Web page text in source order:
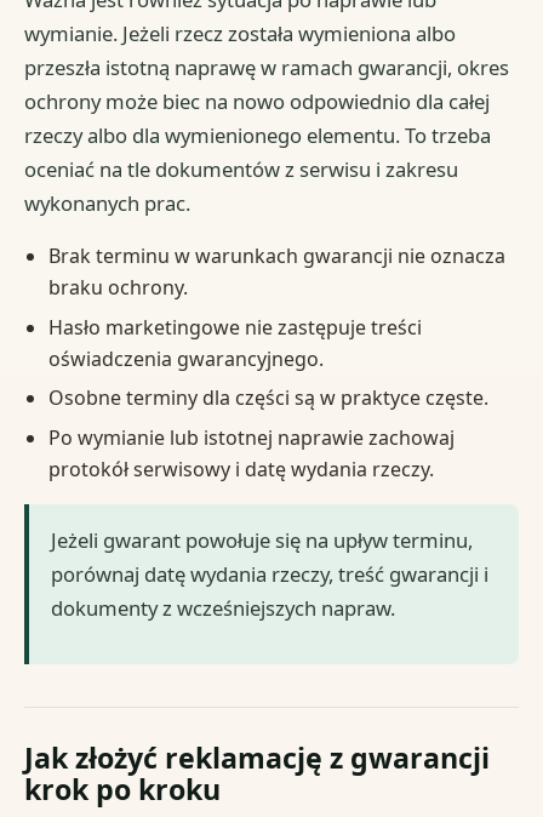
wymianie. Jeżeli rzecz została wymieniona albo
przeszła istotną naprawę w ramach gwarancji, okres
ochrony może biec na nowo odpowiednio dla całej
rzeczy albo dla wymienionego elementu. To trzeba
oceniać na tle dokumentów z serwisu i zakresu
wykonanych prac.
Brak terminu w warunkach gwarancji nie oznacza
braku ochrony.
Hasło marketingowe nie zastępuje treści
oświadczenia gwarancyjnego.
Osobne terminy dla części są w praktyce częste.
Po wymianie lub istotnej naprawie zachowaj
protokół serwisowy i datę wydania rzeczy.
Jeżeli gwarant powołuje się na upływ terminu,
porównaj datę wydania rzeczy, treść gwarancji i
dokumenty z wcześniejszych napraw.
Jak złożyć reklamację z gwarancji
krok po kroku